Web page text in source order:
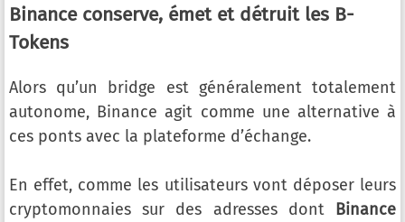
Binance conserve, émet et détruit les B-
Tokens
Alors qu’un bridge est généralement totalement
autonome, Binance agit comme une alternative à
ces ponts avec la plateforme d’échange.
En effet, comme les utilisateurs vont déposer leurs
cryptomonnaies sur des adresses dont Binance